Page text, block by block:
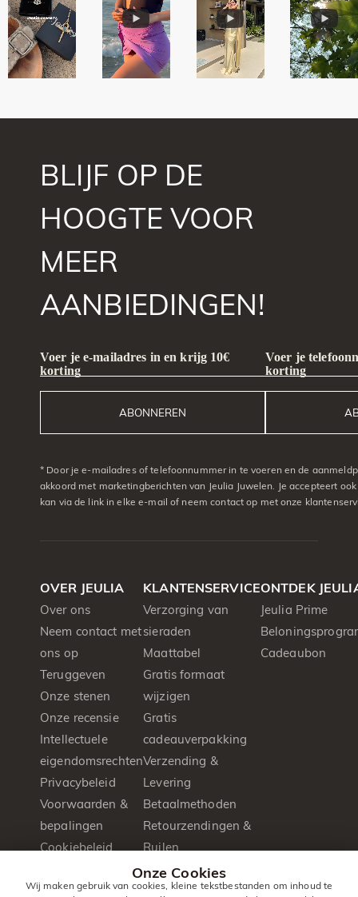
BLIJF OP DE
HOOGTE VOOR
MEER
AANBIEDINGEN!
Voer je e-mailadres in en krijg 10€
korting
ABONNEREN
Voer je
korting
* Door je e-mailadres of telefoonnummer in te voeren en de
akkoord met marketingberichten van Jeulia Juwelen. Je accepteert
kan via de link in elke e-mail of neem contact op met onze
OVER JEULIA
Over ons
Neem contact met
ons op
Teruggeven
Onze stenen
Onze recensie
Intellectuele
eigendomsrechten
Privacybeleid
Voorwaarden &
bepalingen
Cookiebeleid
Productbrochure
KLANTENSERVICE
Verzorging van
sieraden
Maattabel
Gratis formaat
wijzigen
Gratis
cadeauverpakking
Verzending &
Levering
Betaalmethoden
Retourzendingen &
Ruilen
Eén jaar garantie
ONTDEK
Jeulia Prime
Cadeaubon
Onze Cookies
Wij maken gebruik van cookies, kleine tekstbestanden om inhoud te